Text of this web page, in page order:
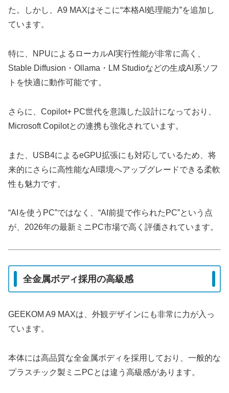
た。しかし、A9 MAXはそこに“本格AI処理能力”を追加し
ています。
特に、NPUによるローカルAI実行性能が非常に高く、
Stable Diffusion・Ollama・LM Studioなどの生成AI系ソフ
トを快適に動作可能です。
さらに、Copilot+ PC世代を意識した設計になっており、
Microsoft Copilotとの連携も強化されています。
また、USB4によるeGPU拡張にも対応しているため、将
来的にさらに高性能なAI環境へアップグレードできる柔軟
性も魅力です。
“AIを使うPC”ではなく、“AI前提で作られたPC”という点
が、2026年の最新ミニPC市場で高く評価されています。
全金属ボディ採用の高級感
GEEKOM A9 MAXは、外観デザインにも非常に力が入っ
ています。
本体には高品質な全金属ボディを採用しており、一般的な
プラスチック製ミニPCとは違う高級感があります。